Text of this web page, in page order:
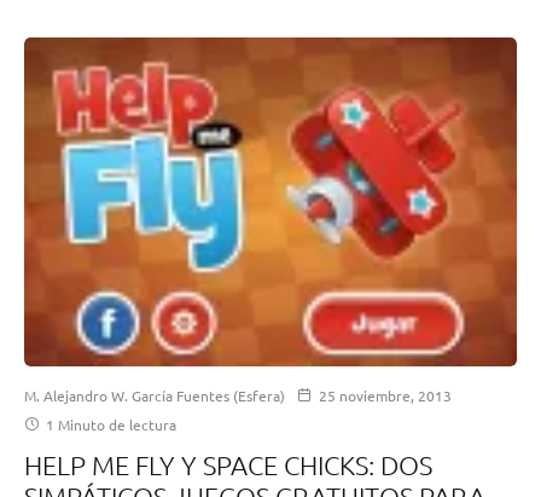
M. Alejandro W. García Fuentes (Esfera)
25 noviembre, 2013
1 Minuto de lectura
HELP ME FLY Y SPACE CHICKS: DOS